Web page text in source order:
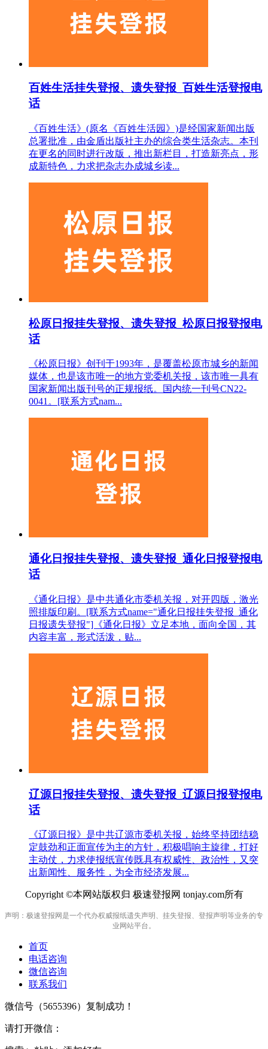
百姓生活挂失登报、遗失登报_百姓生活登报电
话
《百姓生活》(原名《百姓生活园》)是经国家新闻出版
总署批准，由金盾出版社主办的综合类生活杂志。本刊
在更名的同时进行改版，推出新栏目，打造新亮点，形
成新特色，力求把杂志办成城乡读...
松原日报挂失登报、遗失登报_松原日报登报电
话
《松原日报》创刊于1993年，是覆盖松原市城乡的新闻
媒体，也是该市唯一的地方党委机关报，该市唯一具有
国家新闻出版刊号的正规报纸。国内统一刊号CN22-
0041。[联系方式nam...
通化日报挂失登报、遗失登报_通化日报登报电
话
《通化日报》是中共通化市委机关报，对开四版，激光
照排版印刷。[联系方式name="通化日报挂失登报_通化
日报遗失登报"]《通化日报》立足本地，面向全国，其
内容丰富，形式活泼，贴...
辽源日报挂失登报、遗失登报_辽源日报登报电
话
《辽源日报》是中共辽源市委机关报，始终坚持团结稳
定鼓劲和正面宣传为主的方针，积极唱响主旋律，打好
主动仗，力求使报纸宣传既具有权威性、政治性，又突
出新闻性、服务性，为全市经济发展...
Copyright ©本网站版权归 极速登报网 tonjay.com所有
声明：极速登报网是一个代办权威报纸遗失声明、挂失登报、登报声明等业务的专
业网站平台。
首页
电话咨询
微信咨询
联系我们
微信号（5655396）复制成功！
请打开微信：